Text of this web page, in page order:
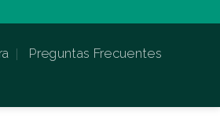
Preguntas Frecuentes